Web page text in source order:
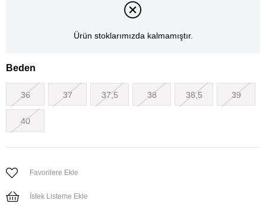
Ürün stoklarımızda kalmamıştır.
Beden
36 37 37,5 38 38,5 39
40
Favorilere Ekle
İstek Listeme Ekle